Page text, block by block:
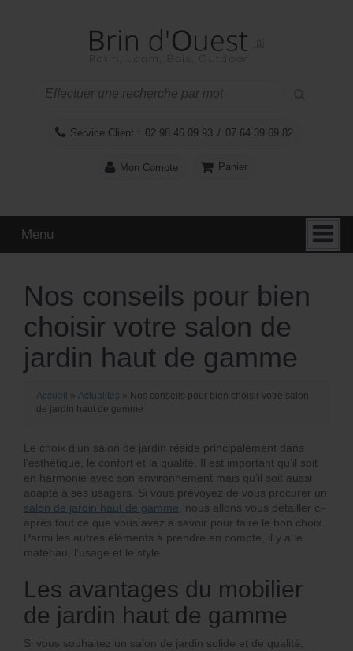
Service Client : 02 98 46 09 93 / 07 64 39 69 82
Mon Compte Panier
Menu
Nos conseils pour bien
choisir votre salon de
jardin haut de gamme
Accueil » Actualités » Nos conseils pour bien choisir votre salon
de jardin haut de gamme
Le choix d’un salon de jardin réside principalement dans
l’esthétique, le confort et la qualité. Il est important qu’il soit
en harmonie avec son environnement mais qu’il soit aussi
adapté à ses usagers. Si vous prévoyez de vous procurer un
salon de jardin haut de gamme , nous allons vous détailler ci-
après tout ce que vous avez à savoir pour faire le bon choix.
Parmi les autres éléments à prendre en compte, il y a le
matériau, l’usage et le style.
Les avantages du mobilier
de jardin haut de gamme
Si vous souhaitez un salon de jardin solide et de qualité,